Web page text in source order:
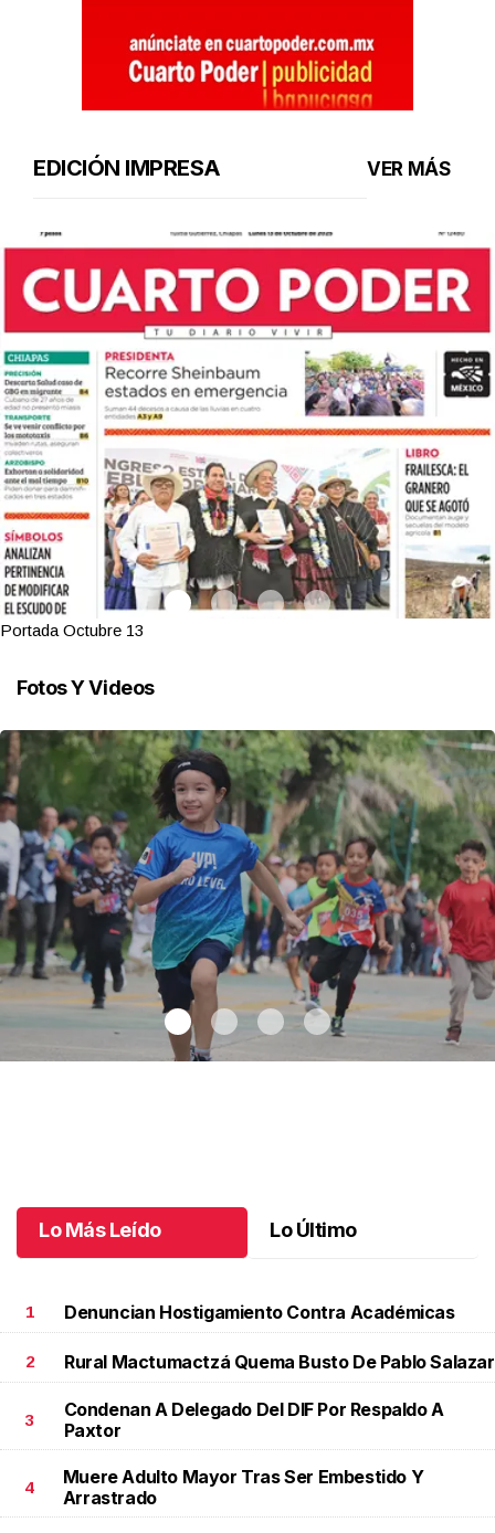
EDICIÓN IMPRESA VER MÁS
Portada Octubre 13
Fotos Y Videos
Lo Más Leído Lo Último
1 Denuncian Hostigamiento Contra Académicas
2 Rural Mactumactzá Quema Busto De Pablo Salazar
3
Condenan A Delegado Del DIF Por Respaldo A
Paxtor
4
Muere Adulto Mayor Tras Ser Embestido Y
Arrastrado